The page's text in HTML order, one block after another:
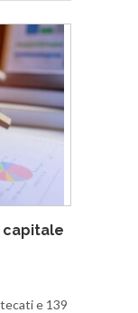
capitale
e 139